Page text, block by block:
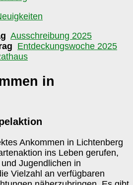
Ausschreibung 2025
Entdeckungswoche 2025
in
Ankommen in Lichtenberg
ins Leben gerufen,
Jugendlichen in
Vielzahl an verfügbaren